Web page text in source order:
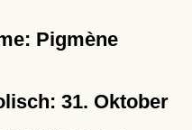
Pigmène
31. Oktober